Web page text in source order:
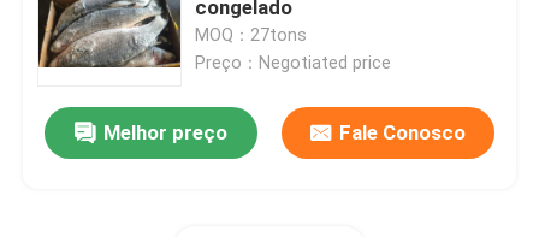
Mahi congelado Mahi
Atum de atum amarelo congelado
congelado
MOQ：27tons
Preço：Negotiated price
Melhor preço Fale Conosco